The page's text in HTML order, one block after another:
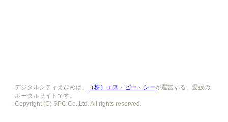
デジタルシティえひめは、 （株）エス・ピー・シーが運営する、愛媛の
ポータルサイトです。
Copyright (C) SPC Co.,Ltd. All rights reserved.